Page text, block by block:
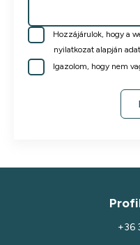
Hozzájárulok, hogy a
nyilatkozat alapján
Igazolom, hogy nem
+36